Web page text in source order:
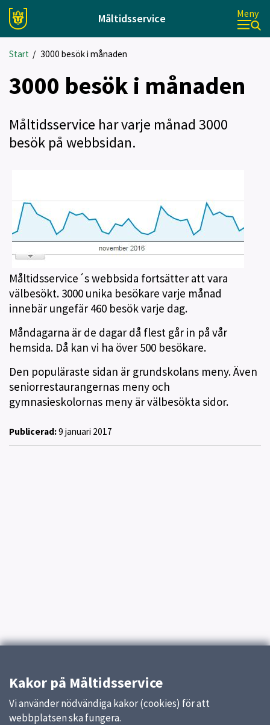
Måltidsservice Meny
Start / 3000 besök i månaden
3000 besök i månaden
Måltidsservice har varje månad 3000
besök på webbsidan.
Måltidsservice´s webbsida fortsätter att vara
välbesökt. 3000 unika besökare varje månad
innebär ungefär 460 besök varje dag.
Måndagarna är de dagar då flest går in på vår
hemsida. Då kan vi ha över 500 besökare.
Den populäraste sidan är grundskolans meny. Även
seniorrestaurangernas meny och
gymnasieskolornas meny är välbesökta sidor.
Publicerad:9 januari 2017
Kakor på Måltidsservice
Vi använder nödvändiga kakor (cookies) för att
webbplatsen ska fungera.